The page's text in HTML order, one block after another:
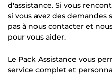
d'assistance. Si vous
si vous avez des
pas à nous contacter et
pour vous aider.
Le Pack Assistance vous
service complet et